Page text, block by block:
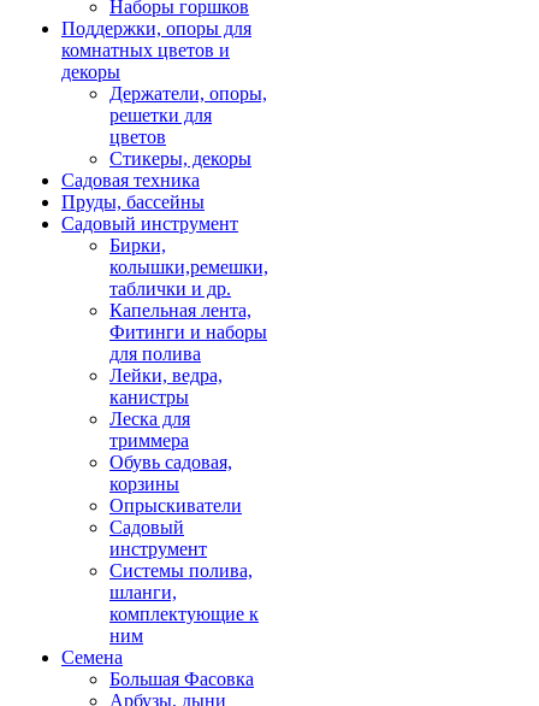
Наборы горшков
Поддержки, опоры для
комнатных цветов и
декоры
Держатели, опоры,
решетки для
цветов
Стикеры, декоры
Садовая техника
Пруды, бассейны
Садовый инструмент
Бирки,
колышки,ремешки,
таблички и др.
Капельная лента,
Фитинги и наборы
для полива
Лейки, ведра,
канистры
Леска для
триммера
Обувь садовая,
корзины
Опрыскиватели
Садовый
инструмент
Системы полива,
шланги,
комплектующие к
ним
Семена
Большая Фасовка
Арбузы, дыни